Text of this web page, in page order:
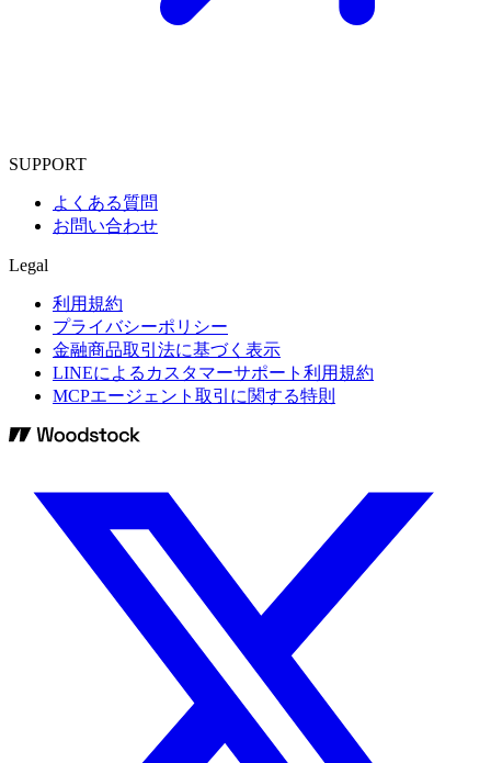
SUPPORT
よくある質問
お問い合わせ
Legal
利用規約
プライバシーポリシー
金融商品取引法に基づく表示
LINEによるカスタマーサポート利用規約
MCPエージェント取引に関する特則